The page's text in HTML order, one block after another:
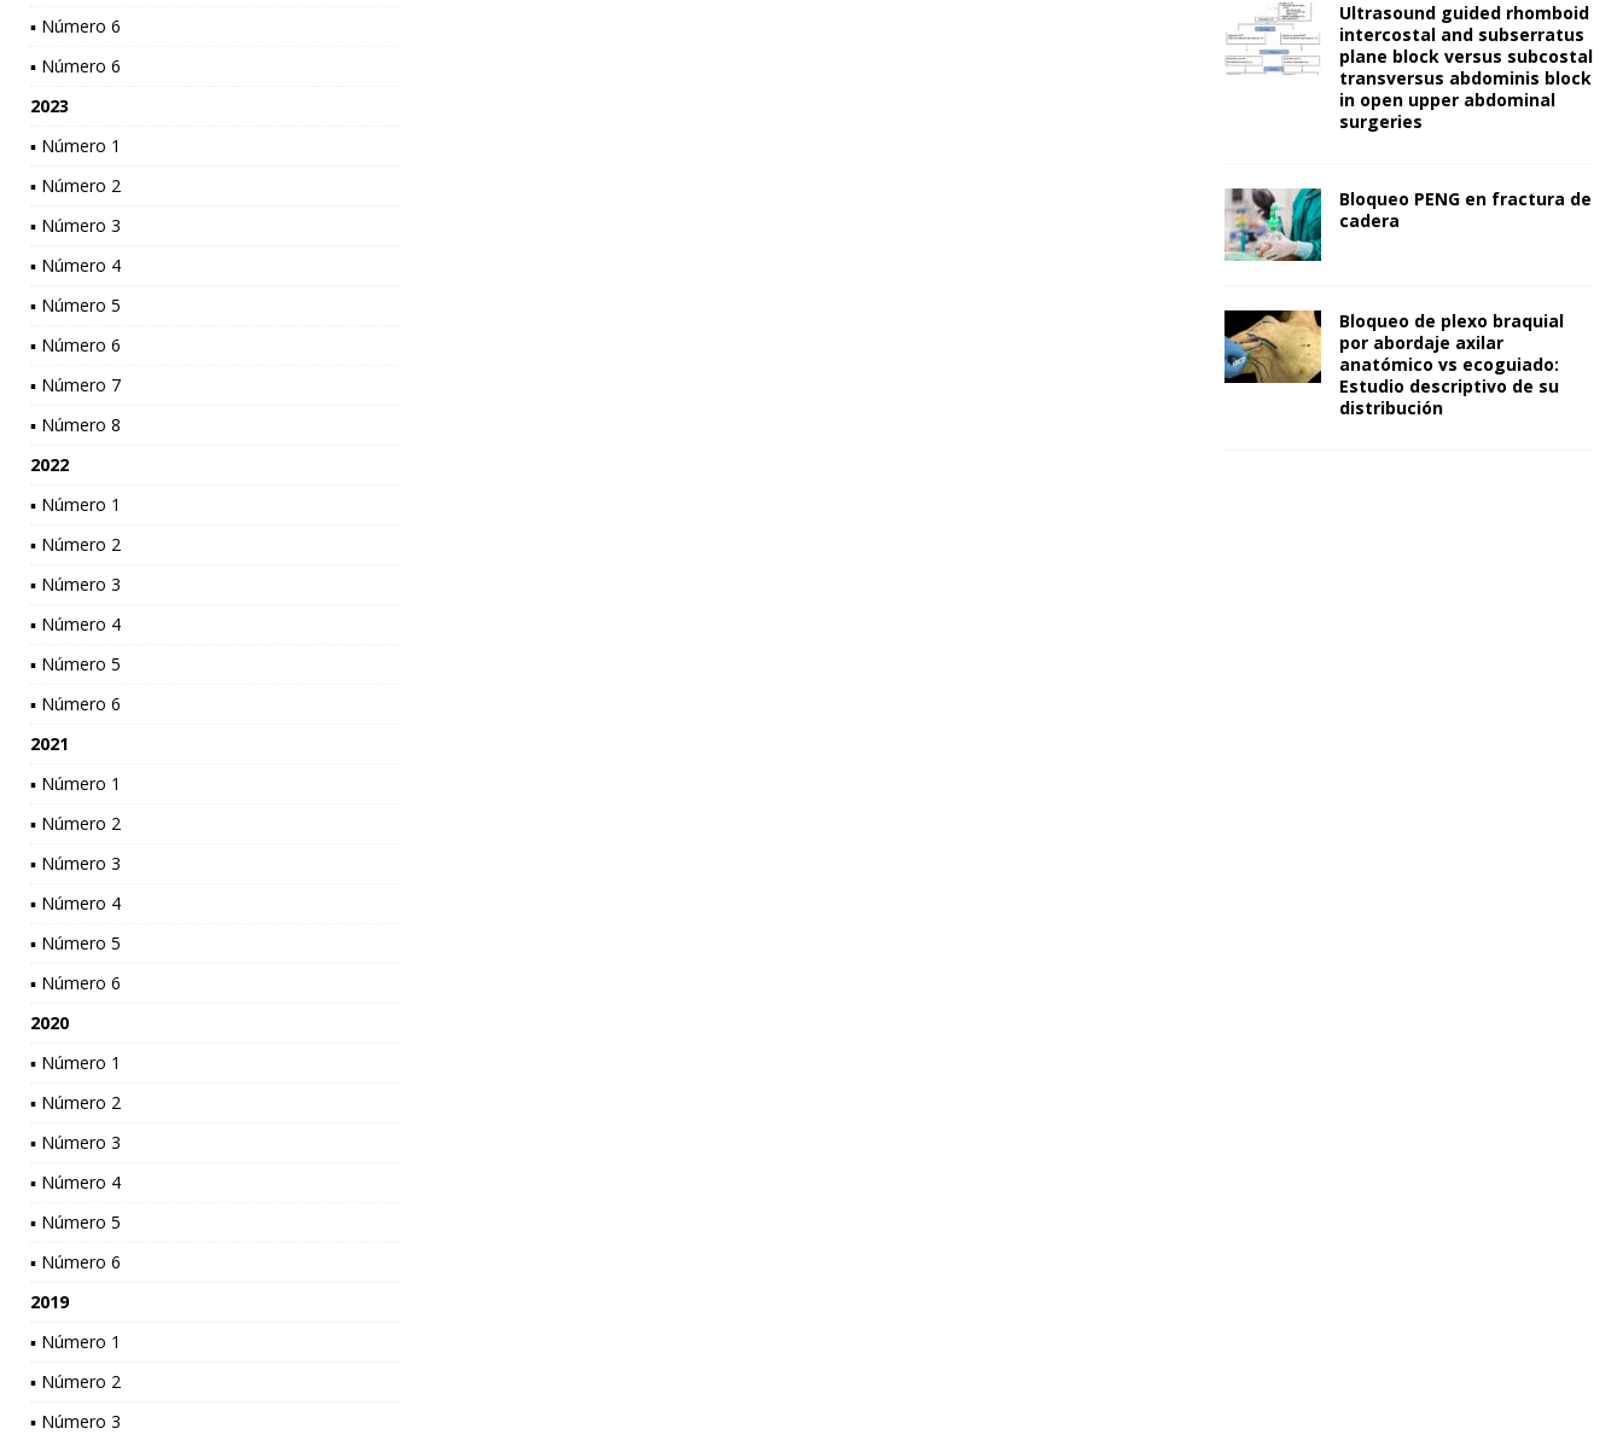
▪ Número 6
▪ Número 6
2023
▪ Número 1
▪ Número 2
▪ Número 3
▪ Número 4
▪ Número 5
▪ Número 6
▪ Número 7
▪ Número 8
2022
▪ Número 1
▪ Número 2
▪ Número 3
▪ Número 4
▪ Número 5
▪ Número 6
2021
▪ Número 1
▪ Número 2
▪ Número 3
▪ Número 4
▪ Número 5
▪ Número 6
2020
▪ Número 1
▪ Número 2
▪ Número 3
▪ Número 4
▪ Número 5
▪ Número 6
2019
▪ Número 1
▪ Número 2
▪ Número 3
Ultrasound guided rhomboid
intercostal and subserratus
plane block versus subcostal
transversus abdominis block
in open upper abdominal
surgeries
Bloqueo PENG en fractura de
cadera
Bloqueo de plexo braquial
por abordaje axilar
anatómico vs ecoguiado:
Estudio descriptivo de su
distribución